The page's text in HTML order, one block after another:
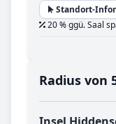
Standort-
20 % ggü. Saal
Radius von